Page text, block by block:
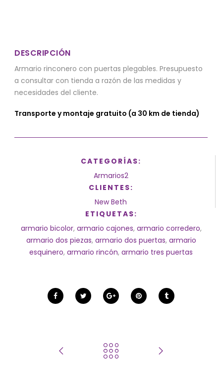
DESCRIPCIÓN
Armario rinconero con puertas plegables. Presupuesto
a consultar con tienda a razón de las medidas y
necesidades del cliente.
Transporte y montaje gratuito (a 30 km de tienda)
CATEGORÍAS:
Armarios2
CLIENTES:
New Beth
ETIQUETAS:
armario bicolor, armario cajones, armario corredero,
armario dos piezas, armario dos puertas, armario
esquinero, armario rincón, armario tres puertas